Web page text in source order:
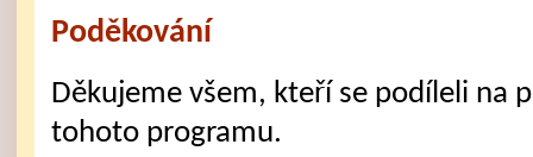
Poděkování
Děkujeme všem, kteří se podíleli na
tohoto programu.